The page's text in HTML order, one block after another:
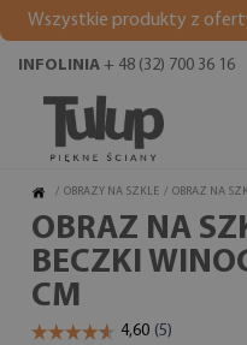
Wszystkie produkty z
INFOLINIA + 48 (32) 700 36 16
/ OBRAZY NA SZKLE / OBRAZ NA
OBRAZ NA
BECZKI
CM